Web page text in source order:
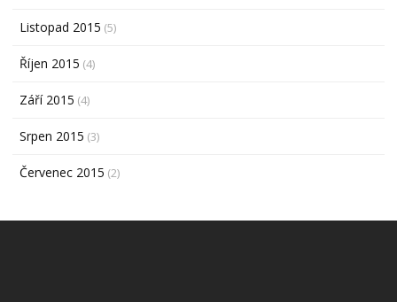
Listopad 2015 (5)
Říjen 2015 (4)
Září 2015 (4)
Srpen 2015 (3)
Červenec 2015 (2)